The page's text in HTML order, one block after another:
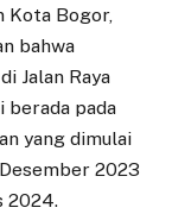
Kota Bogor,
bahwa
Jalan Raya
berada pada
yang dimulai
2023
2024.